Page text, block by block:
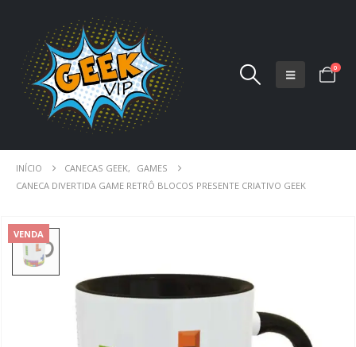
0
INÍCIO CANECAS GEEK,
GAMES
CANECA DIVERTIDA GAME RETRÔ BLOCOS PRESENTE CRIATIVO GEEK
VENDA